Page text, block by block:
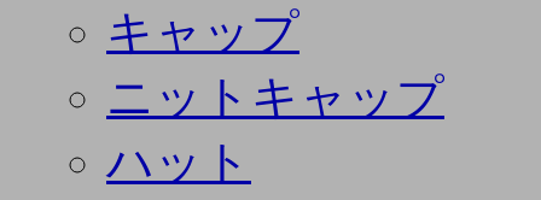
キャップ
ニットキャップ
ハット